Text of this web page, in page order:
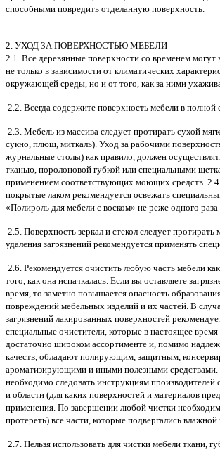
способными повредить отделанную поверхность.
2. УХОД ЗА ПОВЕРХНОСТЬЮ МЕБЕЛИ
2.1. Все деревянные поверхности со временем могут
не только в зависимости от климатических
окружающей среды, но и от того, как за ними
2.2. Всегда содержите поверхность мебели в полной
2.3. Мебель из массива следует протирать сухой
сукно, плюш, миткаль). Уход за рабочими
журнальные столы) как правило, должен
тканью, поролоновой губкой или специальными
применением соответствующих моющих средств.
покрытые лаком рекомендуется освежать
«Полироль для мебели с воском» не реже одного раза
2.5. Поверхность зеркал и стекол следует протирать
удаления загрязнений рекомендуется применять
2.6. Рекомендуется очистить любую часть мебели
того, как она испачкалась. Если вы оставляете
время, то заметно повышается опасность
повреждений мебельных изделий и их частей. В
загрязнений лакированных поверхностей
специальные очистители, которые в настоящее
достаточно широком ассортименте и, помимо
качеств, обладают полирующим, защитным,
ароматизирующими и иными полезными средствами.
необходимо следовать инструкциям производителей
и области (для каких поверхностей и материалов
применения. По завершении любой чистки
протереть) все части, которые подвергались влажной
2.7. Нельзя использовать для чистки мебели ткани,